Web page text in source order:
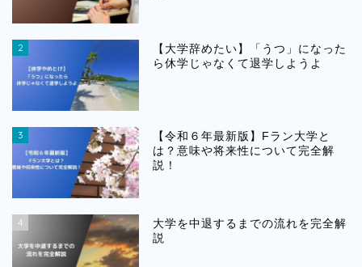
2
【大学辞めたい】「うつ」になった
ら休学じゃなくて退学しようよ
3
【令和６年最新版】Fラン大学と
は？意味や将来性について完全解
説！
4
大学を中退するまでの流れを完全解
説